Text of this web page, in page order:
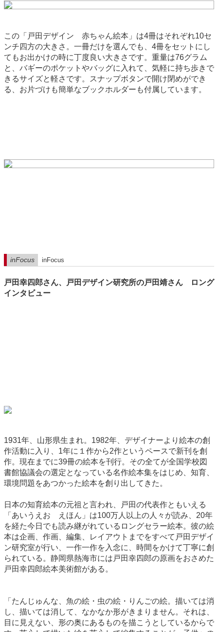
この「戸田デザイン 赤ちゃん絵本」は4冊はそれぞれ10セ
ンチ四方の大きさ。一冊だけを選んでも、4冊をセットにし
てもお出かけの時に丁度良い大きさです。重量は76グラム
と、バギーのポケットやバッグに入れて、気軽に持ち歩きで
きるサイズと軽さです。スナップボタンで開け閉めができ
る、お片づけも簡単なブックホルダーも付属しています。
inFocus inFocus
戸田幸四郎さん、戸田デザイン研究所の戸田靖さん ロング
インタビュー
1931年、山形県生まれ。1982年、デザイナーより絵本の創
作活動に入り、1年に１作から2作というペースで新刊を創
作。現在までに39冊の絵本を刊行。その全てが全国学校図
書館協議会の選定となっている名作絵本集をはじめ、知育、
環境問題をあつかった絵本を創り出してきた。
日本の知育絵本の元祖と言われ、戸田の代表作ともいえる
「あいうえお えほん」は100万人以上の人々が読み、20年
を経た今日でも読み継がれているロングセラー絵本。彼の絵
本は企画、作画、編集、レイアウトまでをすべて戸田デザイ
ン研究室が行い、一作一作を入念に、時間をかけて丁寧に創
られている。静岡県熱海市には戸田幸四郎の原画をおさめた
戸田幸四郎絵本美術館がある。
「たんじゅんな、魚の絵・虫の絵・りんごの絵。描いては消
し、描いては消して、なかなか形がきまりません。それは、
目に見えない、形の奥にあるものを描こうとしているからで